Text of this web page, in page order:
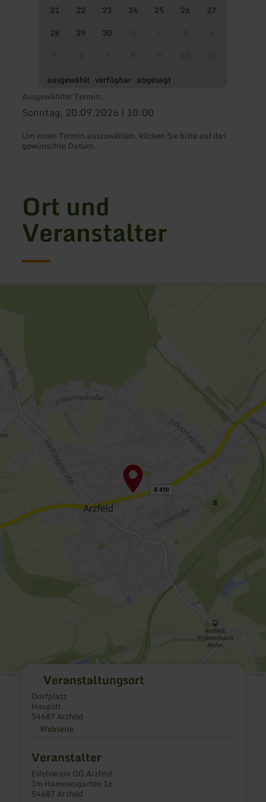
21
22 23 24 25 26
27
28
29 30
ausgewählt verfügbar abgesagt
Ausgewählter Termin:
Sonntag, 20.09.2026 | 10:00
Um einen Termin auszuwählen, klicken Sie bitte auf das
gewünschte Datum.
Ort und
Veranstalter
Veranstaltungsort
Dorfplatz
Haupstr.
54687 Arzfeld
Webseite
Veranstalter
Eifelverein OG Arzfeld
Im Hammesgarten 16
54687 Arzfeld